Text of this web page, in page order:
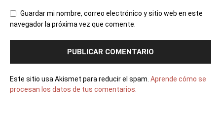
Guardar mi nombre, correo electrónico y sitio web en este
navegador la próxima vez que comente.
Este sitio usa Akismet para reducir el spam. Aprende cómo se
procesan los datos de tus comentarios.